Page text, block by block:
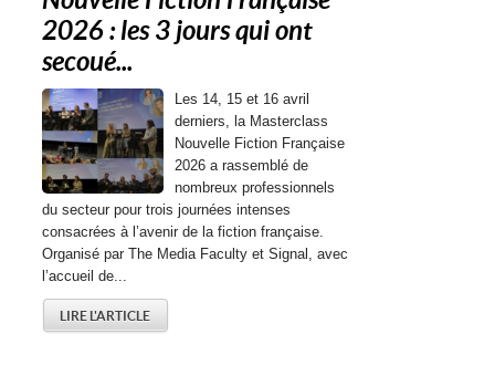
2026 : les 3 jours qui ont
secoué...
Les 14, 15 et 16 avril
derniers, la Masterclass
Nouvelle Fiction Française
2026 a rassemblé de
nombreux professionnels
du secteur pour trois journées intenses
consacrées à l’avenir de la fiction française.
Organisé par The Media Faculty et Signal, avec
l’accueil de...
LIRE L'ARTICLE